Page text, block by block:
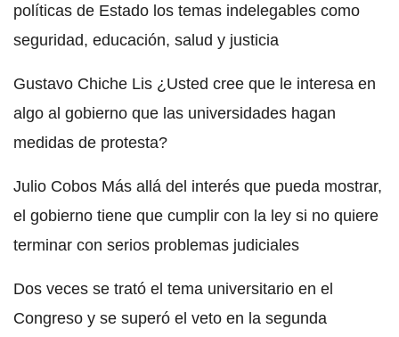
políticas de Estado los temas indelegables como
seguridad, educación, salud y justicia
Gustavo Chiche Lis ¿Usted cree que le interesa en
algo al gobierno que las universidades hagan
medidas de protesta?
Julio Cobos Más allá del interés que pueda mostrar,
el gobierno tiene que cumplir con la ley si no quiere
terminar con serios problemas judiciales
Dos veces se trató el tema universitario en el
Congreso y se superó el veto en la segunda